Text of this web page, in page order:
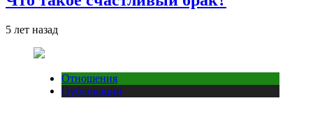
5 лет назад
Отношения
Публикации